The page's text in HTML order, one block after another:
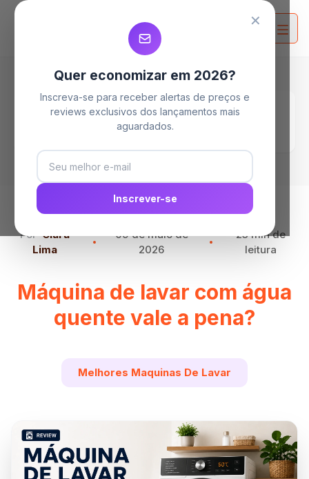
Home
Blog
Máquina de lavar com água quente vale a
Por Clara
Lima
09 de maio de
2026
23 min de
leitura
Máquina de lavar com água
quente vale a pena?
Melhores Maquinas De Lavar
✕
Quer economizar em 2026?
Inscreva-se para receber alertas de preços e
reviews exclusivos dos lançamentos mais
aguardados.
Inscrever-se